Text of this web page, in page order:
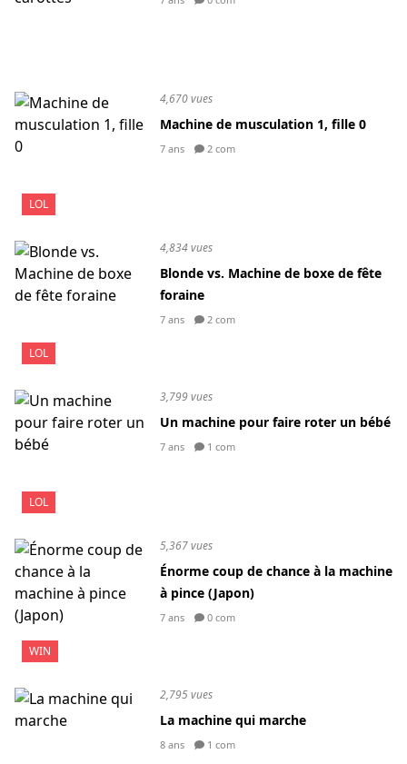
LOL
4,670 vues
Machine de musculation 1, fille 0
7 ans 2 com
LOL
4,834 vues
Blonde vs. Machine de boxe de fête
foraine
7 ans 2 com
LOL
3,799 vues
Un machine pour faire roter un bébé
7 ans 1 com
WIN
5,367 vues
Énorme coup de chance à la machine
à pince (Japon)
7 ans 0 com
2,795 vues
La machine qui marche
8 ans 1 com